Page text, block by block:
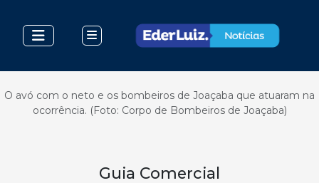
O avó com o neto e os bombeiros de Joaçaba que atuaram na
ocorrência. (Foto: Corpo de Bombeiros de Joaçaba)
Guia Comercial